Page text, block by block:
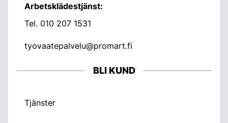
Arbetsklädestjänst:
Tel. 010 207 1531
tyovaatepalvelu@promart.fi
BLI KUND
Tjänster